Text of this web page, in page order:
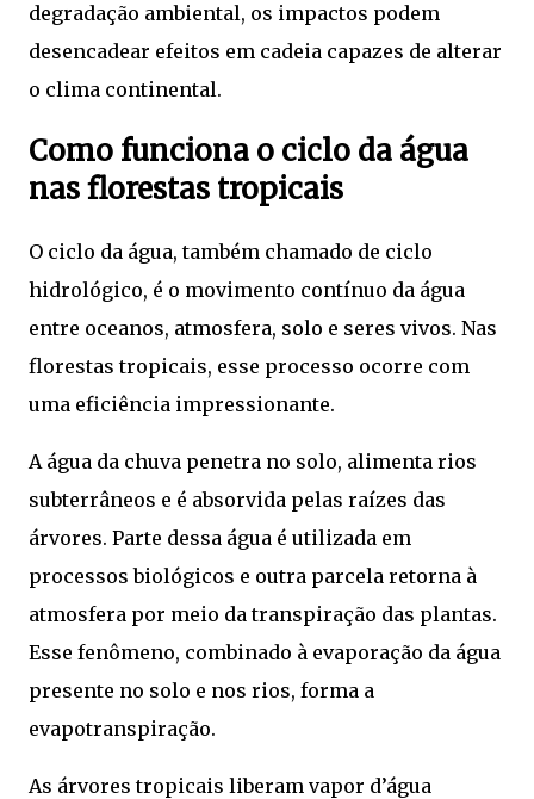
degradação ambiental, os impactos podem
desencadear efeitos em cadeia capazes de alterar
o clima continental.
Como funciona o ciclo da água
nas florestas tropicais
O ciclo da água, também chamado de ciclo
hidrológico, é o movimento contínuo da água
entre oceanos, atmosfera, solo e seres vivos. Nas
florestas tropicais, esse processo ocorre com
uma eficiência impressionante.
A água da chuva penetra no solo, alimenta rios
subterrâneos e é absorvida pelas raízes das
árvores. Parte dessa água é utilizada em
processos biológicos e outra parcela retorna à
atmosfera por meio da transpiração das plantas.
Esse fenômeno, combinado à evaporação da água
presente no solo e nos rios, forma a
evapotranspiração.
As árvores tropicais liberam vapor d’água